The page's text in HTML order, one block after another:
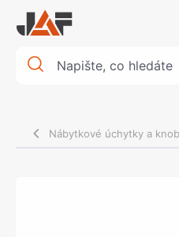
Nábytkové úchytky a